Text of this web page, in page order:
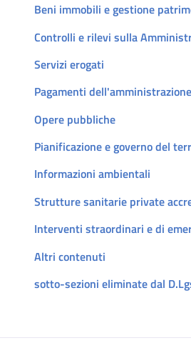
Beni immobili e gestione
Controlli e rilevi sulla
Servizi erogati
Pagamenti dell'amministrazione
Opere pubbliche
Pianificazione e governo del
Informazioni ambientali
Strutture sanitarie private
Interventi straordinari e di
Altri contenuti
sotto-sezioni eliminate dal